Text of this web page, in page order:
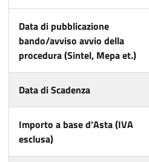
Data di pubblicazione
bando/avviso avvio della
procedura (Sintel, Mepa et.)
Data di Scadenza
Importo a base d'Asta (IVA
esclusa)